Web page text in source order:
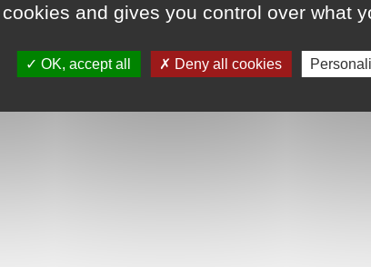
and gives you control over what
OK, accept all Deny all cookies
(sans autre indication)